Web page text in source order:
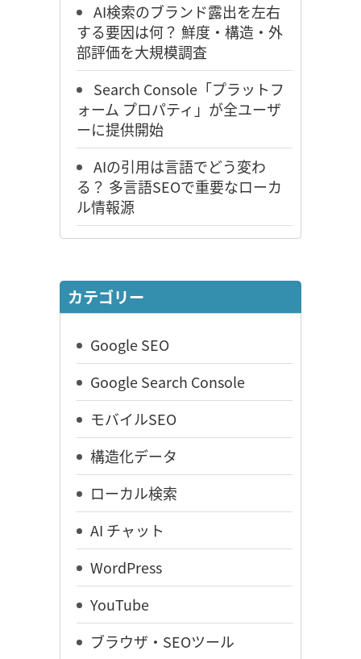
AI検索のブランド露出を左右
する要因は何？ 鮮度・構造・外
部評価を大規模調査
Search Console「プラットフ
ォーム プロパティ」が全ユーザ
ーに提供開始
AIの引用は言語でどう変わ
る？ 多言語SEOで重要なローカ
ル情報源
カテゴリー
Google SEO
Google Search Console
モバイルSEO
構造化データ
ローカル検索
AI チャット
WordPress
YouTube
ブラウザ・SEOツール